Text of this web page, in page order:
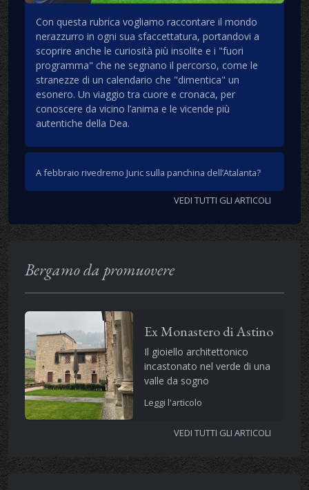
Con questa rubrica vogliamo raccontare il mondo
nerazzurro in ogni sua sfaccettatura, portandovi a
scoprire anche le curiosità più insolite e i "fuori
programma" che ne segnano il percorso, come le
stranezze di un calendario che "dimentica" un
esonero. Un viaggio tra cuore e cronaca, per
conoscere da vicino l’anima e le vicende più
autentiche della Dea.
A febbraio rivedremo Juric sulla panchina dell’Atalanta?
VEDI TUTTI GLI ARTICOLI
Bergamo da promuovere
Ex Monastero di Astino
Il gioiello architettonico
incastonato nel verde di una
valle da sogno
Leggi l'articolo
VEDI TUTTI GLI ARTICOLI